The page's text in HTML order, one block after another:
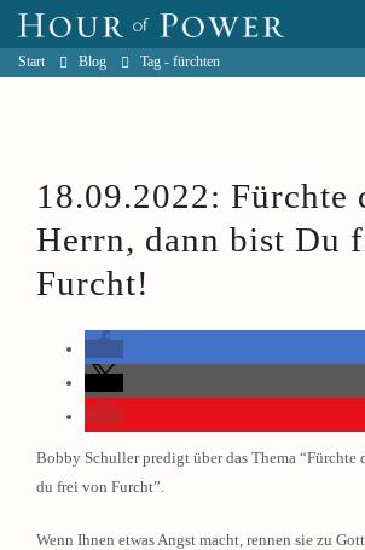
Start Blog Tag - fürchten
18.09.2022: Fürchte
Herrn, dann bist Du
Furcht!
Bobby Schuller predigt über das Thema “Fürchte
du frei von Furcht”.
Wenn Ihnen etwas Angst macht, rennen sie zu